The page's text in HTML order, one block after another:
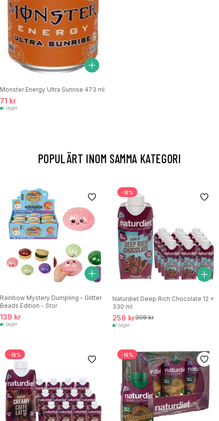
Monster Energy Ultra Sunrise 473 ml
71 kr
I lager
POPULÄRT INOM SAMMA KATEGORI
Rainbow Mystery Dumpling - Glitter
Beads Edition - Stor
139 kr
I lager
-16%
Naturdiet Deep Rich Chocolate 12 x
330 ml
259 kr309 kr
I lager
-16% -16%